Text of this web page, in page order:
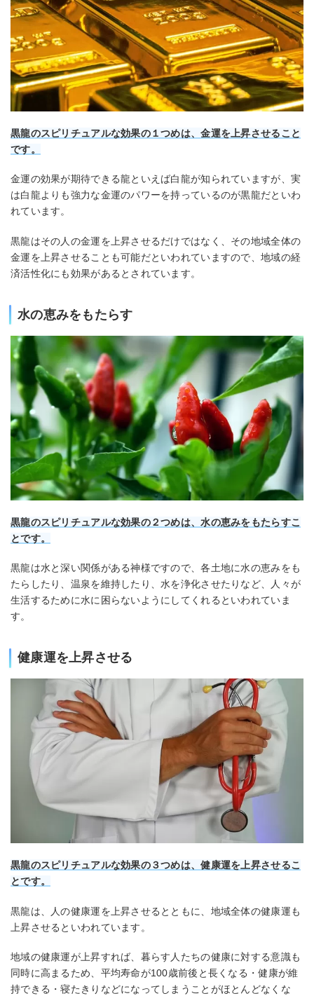
黒龍のスピリチュアルな効果の１つめは、金運を上昇させること
です。
金運の効果が期待できる龍といえば白龍が知られていますが、実
は白龍よりも強力な金運のパワーを持っているのが黒龍だといわ
れています。
黒龍はその人の金運を上昇させるだけではなく、その地域全体の
金運を上昇させることも可能だといわれていますので、地域の経
済活性化にも効果があるとされています。
水の恵みをもたらす
黒龍のスピリチュアルな効果の２つめは、水の恵みをもたらすこ
とです。
黒龍は水と深い関係がある神様ですので、各土地に水の恵みをも
たらしたり、温泉を維持したり、水を浄化させたりなど、人々が
生活するために水に困らないようにしてくれるといわれていま
す。
健康運を上昇させる
黒龍のスピリチュアルな効果の３つめは、健康運を上昇させるこ
とです。
黒龍は、人の健康運を上昇させるとともに、地域全体の健康運も
上昇させるといわれています。
地域の健康運が上昇すれば、暮らす人たちの健康に対する意識も
同時に高まるため、平均寿命が100歳前後と長くなる・健康が維
持できる・寝たきりなどになってしまうことがほとんどなくな